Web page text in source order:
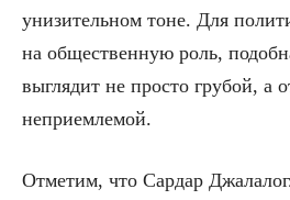
унизительном тоне. Для
на общественную роль,
выглядит не просто грубой, а
неприемлемой.
Отметим, что Сардар